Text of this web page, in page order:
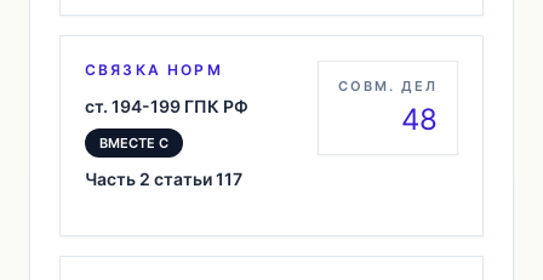
СВЯЗКА НОРМ
ст. 194-199 ГПК РФ
ВМЕСТЕ С
Часть 2 статьи 117
СОВМ. ДЕЛ
48